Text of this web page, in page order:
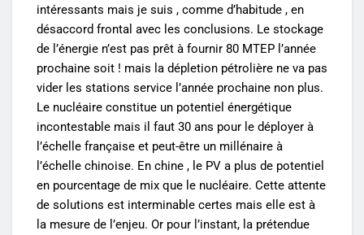
intéressants mais je suis , comme d’habitude , en
désaccord frontal avec les conclusions. Le stockage
de l’énergie n’est pas prêt à fournir 80 MTEP l’année
prochaine soit ! mais la dépletion pétrolière ne va pas
vider les stations service l’année prochaine non plus.
Le nucléaire constitue un potentiel énergétique
incontestable mais il faut 30 ans pour le déployer à
l’échelle française et peut-être un millénaire à
l’échelle chinoise. En chine , le PV a plus de potentiel
en pourcentage de mix que le nucléaire. Cette attente
de solutions est interminable certes mais elle est à
la mesure de l’enjeu. Or pour l’instant, la prétendue